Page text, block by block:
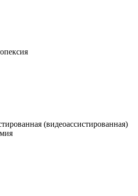
(видеоассистированная)